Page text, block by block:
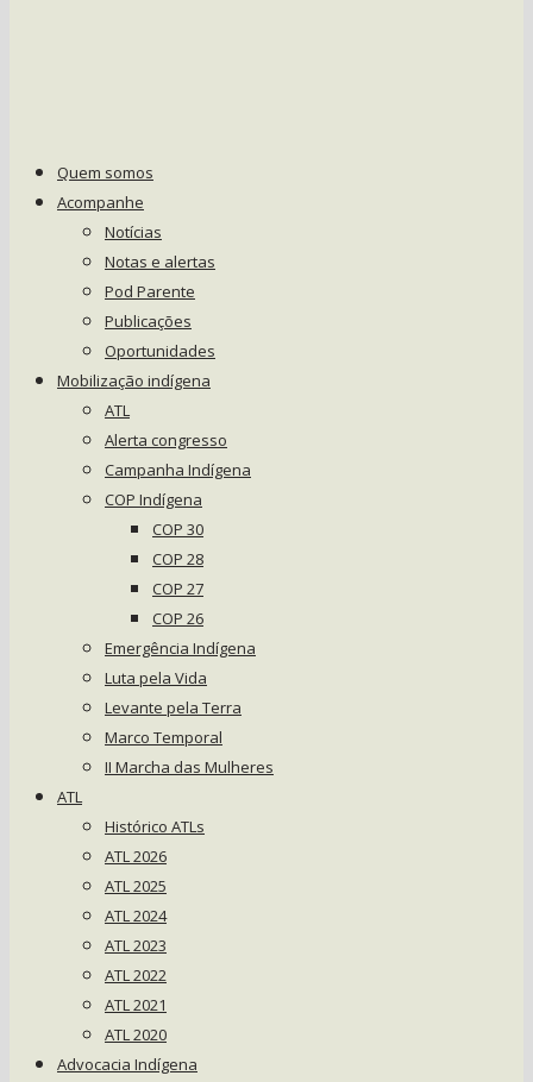
Quem somos
Acompanhe
Notícias
Notas e alertas
Pod Parente
Publicações
Oportunidades
Mobilização indígena
ATL
Alerta congresso
Campanha Indígena
COP Indígena
COP 30
COP 28
COP 27
COP 26
Emergência Indígena
Luta pela Vida
Levante pela Terra
Marco Temporal
II Marcha das Mulheres
ATL
Histórico ATLs
ATL 2026
ATL 2025
ATL 2024
ATL 2023
ATL 2022
ATL 2021
ATL 2020
Advocacia Indígena